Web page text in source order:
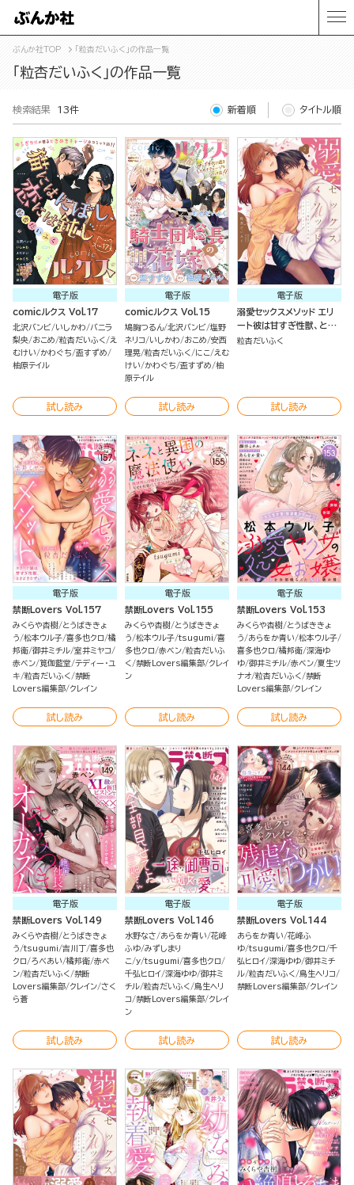
ぶんか社TOP 「粒杏だいふく」の作品一覧
「粒杏だいふく」の作品一覧
検索結果 13件 新着順 タイトル順
電子版
comicルクス Vol.17
北沢バンビ いしかわ
バニラ
梨央 おこめ 粒杏だいふく
え
むけい
かわぐち 盃すずめ
柚原テイル
試し読み
電子版
comicルクス Vol.15
鳩胸つるん 北沢バンビ 塩野
ネリコ
いしかわ おこめ 安西
理晃 粒杏だいふく にこ
えむ
けい
かわぐち 盃すずめ 柚
原テイル
試し読み
電子版
溺愛セックスメソッド エリ
ート彼は甘すぎ性獣、とき
どきウザい （2）
粒杏だいふく
試し読み
電子版
禁断Lovers Vol.157
みくらや杏樹 とうばききょ
う 松本ウル子 喜多也クロ 橘
邦衛 御井ミチル 室井ミヤコ
赤ベン 筧伽藍堂 テディー・ユ
キ 粒杏だいふく 禁断
Lovers編集部 クレイン
試し読み
電子版
禁断Lovers Vol.155
みくらや杏樹 とうばききょ
う 松本ウル子 tsugumi 喜
多也クロ 赤ベン 粒杏だいふ
く 禁断Lovers編集部 クレイ
ン
試し読み
電子版
禁断Lovers Vol.153
みくらや杏樹 とうばききょ
う
あらをか青い 松本ウル子
喜多也クロ 橘邦衛 深海ゆ
ゆ 御井ミチル 赤ベン 夏生ツ
ナオ 粒杏だいふく 禁断
Lovers編集部 クレイン
試し読み
電子版
禁断Lovers Vol.149
みくらや杏樹 とうばききょ
う tsugumi 吉川丁 喜多也
クロ
ろべあい 橘邦衛 赤ベ
ン 粒杏だいふく 禁断
Lovers編集部 クレイン さく
ら蒼
試し読み
電子版
禁断Lovers Vol.146
水野なさ あらをか青い 花峰
ふゆ みずしまり
こ y tsugumi 喜多也クロ
千弘ヒロイ 深海ゆゆ 御井ミ
チル 粒杏だいふく
鳥生ヘリ
コ 禁断Lovers編集部 クレイ
ン
試し読み
電子版
禁断Lovers Vol.144
あらをか青い 花峰ふ
ゆ tsugumi 喜多也クロ 千
弘ヒロイ 深海ゆゆ 御井ミチ
ル 粒杏だいふく
鳥生ヘリコ
禁断Lovers編集部 クレイン
試し読み